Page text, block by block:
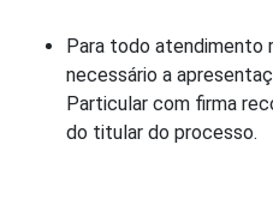
Para todo atendimento
necessário a
Particular com firma
do titular do processo.